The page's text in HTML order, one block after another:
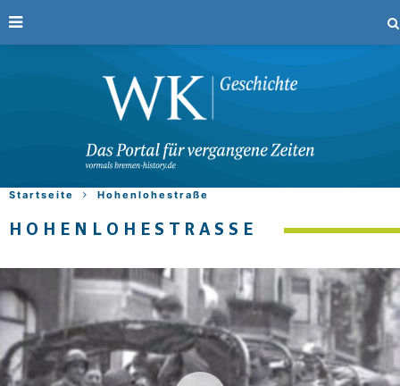
Startseite Hohenlohestraße
HOHENLOHESTRASSE